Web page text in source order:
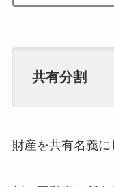
共有分割
財産を共有名義に